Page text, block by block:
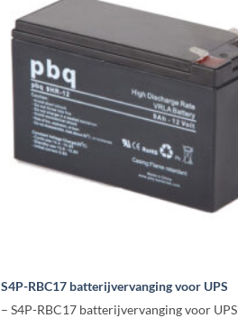
S4P-RBC17 batterijvervanging voor UPS
– S4P-RBC17 batterijvervanging voor UPS